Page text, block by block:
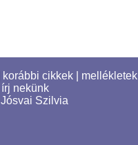
korábbi cikkek mellékletek
írj nekünk
Jósvai Szilvia